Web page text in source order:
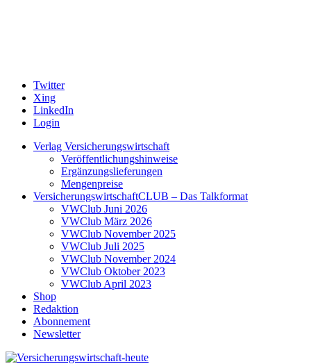
Twitter
Xing
LinkedIn
Login
Verlag Versicherungswirtschaft
Veröffentlichungshinweise
Ergänzungslieferungen
Mengenpreise
VersicherungswirtschaftCLUB – Das Talkformat
VWClub Juni 2026
VWClub März 2026
VWClub November 2025
VWClub Juli 2025
VWClub November 2024
VWClub Oktober 2023
VWClub April 2023
Shop
Redaktion
Abonnement
Newsletter